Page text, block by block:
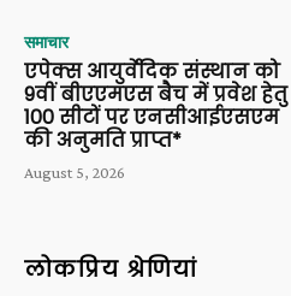
समाचार
एपेक्स आयुर्वेदिक संस्थान को
9वीं बीएएमएस बैच में प्रवेश हेतु
100 सीटों पर एनसीआईएसएम
की अनुमति प्राप्त*
August 5, 2026
लोकप्रिय श्रेणियां